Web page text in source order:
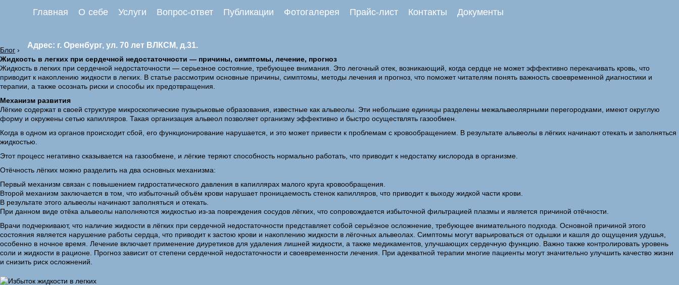
Главная О себе Услуги Вопрос-ответ Публикации Фотогалерея Прайс-лист Контакты Документы
Адрес: г. Оренбург, ул. 70 лет ВЛКСМ, д.31.
Блог ›
Жидкость в легких при сердечной недостаточности — причины, симптомы, лечение, прогноз
Жидкость в легких при сердечной недостаточности — серьезное состояние, требующее внимания. Это легочный отек, возникающий, когда сердце не может эффективно перекачивать кровь, что
приводит к накоплению жидкости в легких. В статье рассмотрим основные причины, симптомы, методы лечения и прогноз, что поможет читателям понять важность своевременной диагностики и
терапии, а также осознать риски и способы их предотвращения.
Механизм развития
Лёгкие содержат в своей структуре микроскопические пузырьковые образования, известные как альвеолы. Эти небольшие единицы разделены межальвеолярными перегородками, имеют округлую
форму и окружены сетью капилляров. Такая организация альвеол позволяет организму эффективно и быстро осуществлять газообмен.
Когда в одном из органов происходит сбой, его функционирование нарушается, и это может привести к проблемам с кровообращением. В результате альвеолы в лёгких начинают отекать и заполняться
жидкостью.
Этот процесс негативно сказывается на газообмене, и лёгкие теряют способность нормально работать, что приводит к недостатку кислорода в организме.
Отёчность лёгких можно разделить на два основных механизма:
Первый механизм связан с повышением гидростатического давления в капиллярах малого круга кровообращения.
Второй механизм заключается в том, что избыточный объём крови нарушает проницаемость стенок капилляров, что приводит к выходу жидкой части крови.
В результате этого альвеолы начинают заполняться и отекать.
При данном виде отёка альвеолы наполняются жидкостью из-за повреждения сосудов лёгких, что сопровождается избыточной фильтрацией плазмы и является причиной отёчности.
Врачи подчеркивают, что наличие жидкости в лёгких при сердечной недостаточности представляет собой серьёзное осложнение, требующее внимательного подхода. Основной причиной этого
состояния является нарушение работы сердца, что приводит к застою крови и накоплению жидкости в лёгочных альвеолах. Симптомы могут варьироваться от одышки и кашля до ощущения удушья,
особенно в ночное время. Лечение включает применение диуретиков для удаления лишней жидкости, а также медикаментов, улучшающих сердечную функцию. Важно также контролировать уровень
соли и жидкости в рационе. Прогноз зависит от степени сердечной недостаточности и своевременности лечения. При адекватной терапии многие пациенты могут значительно улучшить качество жизни
и снизить риск осложнений.